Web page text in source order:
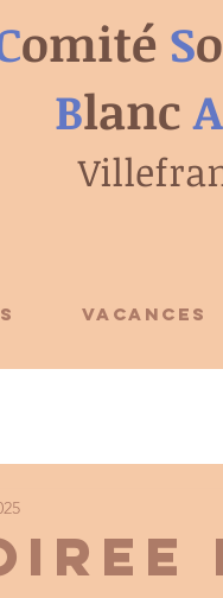
omité S
Blanc A
VACANCES